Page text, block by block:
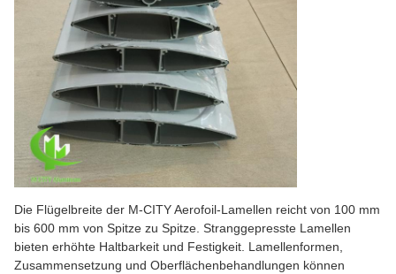
Die Flügelbreite der M-CITY Aerofoil-Lamellen reicht von 100 mm
bis 600 mm von Spitze zu Spitze. Stranggepresste Lamellen
bieten erhöhte Haltbarkeit und Festigkeit. Lamellenformen,
Zusammensetzung und Oberflächenbehandlungen können